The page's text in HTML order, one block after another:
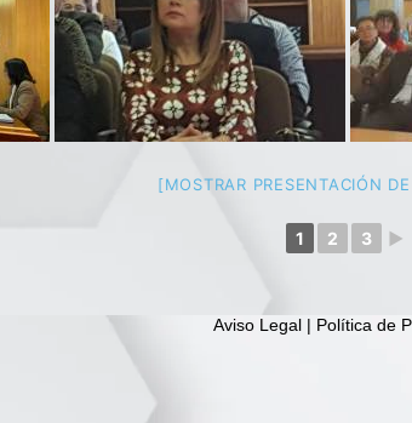
[MOSTRAR PRESENTACIÓN
1 2 3 ►
Aviso Legal | Política de